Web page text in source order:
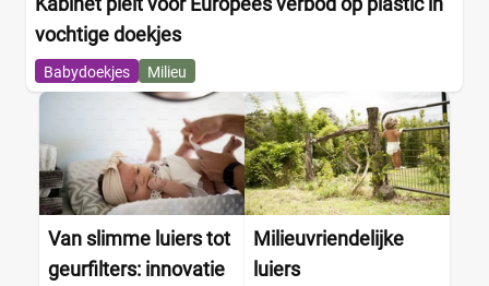
vochtige doekjes
Babydoekjes Milieu
Van slimme luiers tot
geurfilters: innovatie
Milieuvriendelijke
luiers